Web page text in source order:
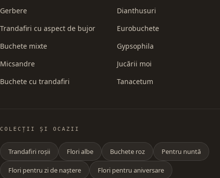
Gerbere
Trandafiri cu aspect de bujor
Buchete mixte
Micsandre
Buchete cu trandafiri
Dianthusuri
Eurobuchete
Gypsophila
Jucării moi
Tanacetum
COLECȚII ȘI OCAZII
Trandafiri roșii Flori albe Buchete roz Pentru nuntă
Flori pentru zi de naștere Flori pentru aniversare